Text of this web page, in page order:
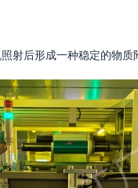
射后形成一种稳定的物